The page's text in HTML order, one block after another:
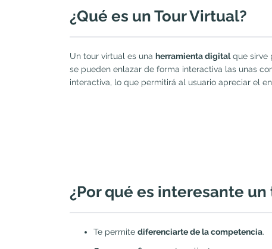
¿Qué es un Tour Virtual?
Un tour virtual es una herramienta digitalque sirve
se pueden enlazar de forma interactiva las unas
interactiva, lo que permitirá al usuario apreciar el
¿Por qué es interesante
Te permite diferenciarte de la competencia.